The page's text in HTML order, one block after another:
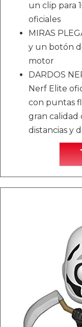
un clip para
oficiales
MIRAS
y un botón
motor
DARDOS
Nerf Elite
con puntas
gran calidad
distancias y